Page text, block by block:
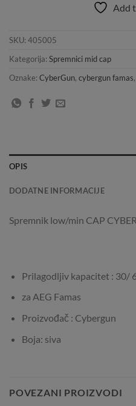
Add
SKU: 405005
Kategorija: Spremnici mid cap
Oznake: CyberGun, cybergun famas,
OPIS
DODATNE INFORMACIJE
Spremnik low/min CAP
Prilagodljiv kapacitet : 30/
za AEG Famas
Proizvođač : Cybergun
Boja: siva
POVEZANI PROIZVODI